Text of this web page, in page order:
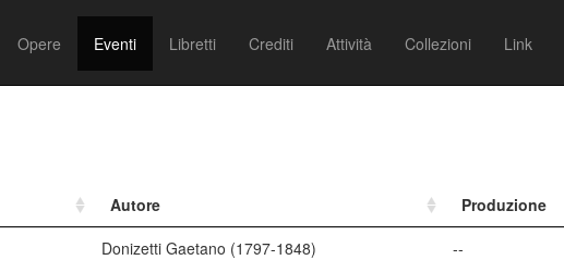
Opere Eventi Libretti Crediti Attività Collezioni Link
Autore Produzione
Donizetti Gaetano (1797-1848) --